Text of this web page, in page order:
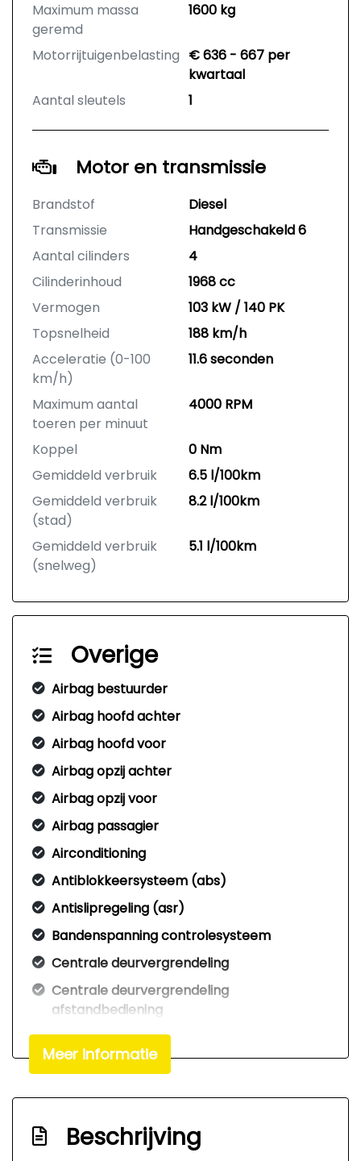
Maximum massa
geremd
1600 kg
Motorrijtuigenbelasting € 636 - 667 per
kwartaal
Aantal sleutels
1
Motor en transmissie
Brandstof
Diesel
Transmissie
Handgeschakeld 6
Aantal cilinders
4
Cilinderinhoud
1968 cc
Vermogen
103 kW / 140 PK
Topsnelheid
188 km/h
Acceleratie (0-100
km/h)
11.6 seconden
Maximum aantal
toeren per minuut
4000 RPM
Koppel
0 Nm
Gemiddeld verbruik
6.5 l/100km
Gemiddeld verbruik
(stad)
8.2 l/100km
Gemiddeld verbruik
(snelweg)
5.1 l/100km
Overige
Airbag bestuurder
Airbag hoofd achter
Airbag hoofd voor
Airbag opzij achter
Airbag opzij voor
Airbag passagier
Airconditioning
Antiblokkeersysteem (abs)
Antislipregeling (asr)
Bandenspanning controlesysteem
Centrale deurvergrendeling
Centrale deurvergrendeling
afstandbediening
Elektrisch bedienbare ramen achter
Elektrisch verstelbare buitenspiegels
Nationale autopas n.a.p.
Meer informatie
Beschrijving